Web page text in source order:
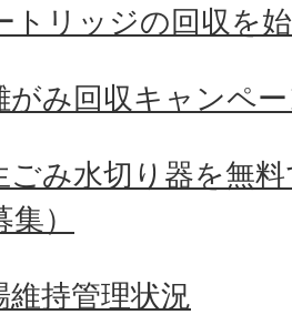
トリッジの回収を
がみ回収キャンペ
ごみ水切り器を無
）
維持管理状況